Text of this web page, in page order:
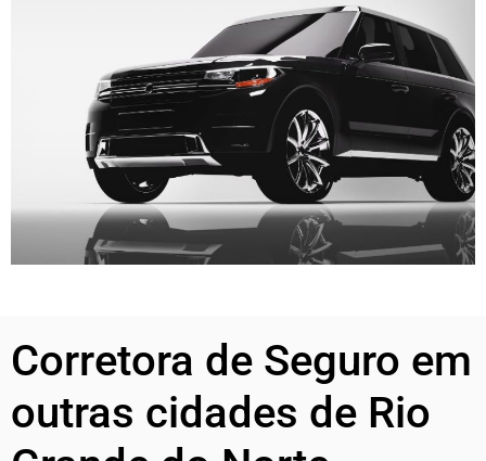
Corretora de Seguro em
outras cidades de Rio